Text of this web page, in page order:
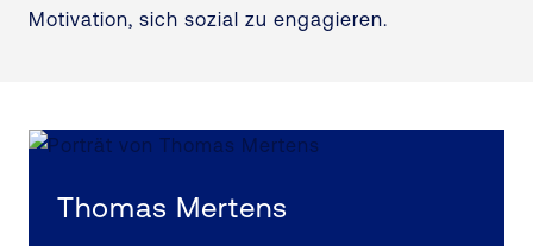
Motivation, sich sozial zu engagieren.
Thomas Mertens